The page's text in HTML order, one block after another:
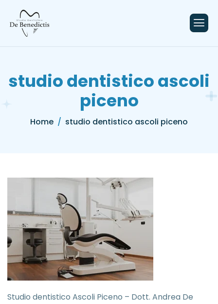
studio dentistico ascoli
piceno
Home studio dentistico ascoli piceno
Studio dentistico Ascoli Piceno – Dott. Andrea De